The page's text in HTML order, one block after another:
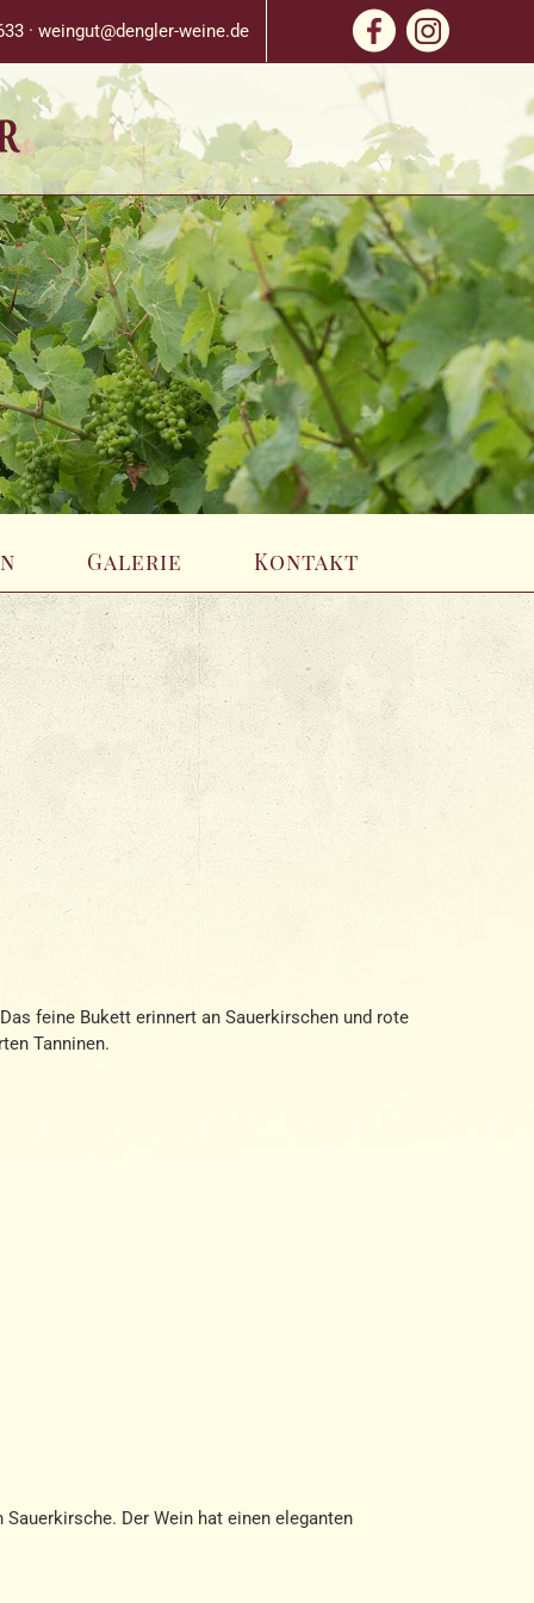
· weingut@dengler-weine.de
Galerie Kontakt
feine Bukett erinnert an Sauerkirschen und rote
Tanninen.
Der Wein hat einen eleganten